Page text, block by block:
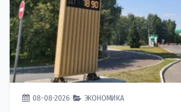
08-08-2026 ЭКОНОМИКА